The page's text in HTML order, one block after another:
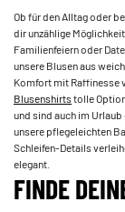
Ob für den Alltag oder
dir unzählige
Familienfeiern oder
unsere Blusen aus
Komfort mit Raffinesse
Blusenshirtstolle
und sind auch im
unsere pflegeleichten
Schleifen-Details
elegant.
FINDE